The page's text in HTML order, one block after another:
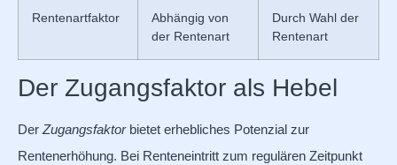
Rentenartfaktor
Abhängig von
der Rentenart
Durch Wahl der
Rentenart
Der Zugangsfaktor als Hebel
DerZugangsfaktorbietet erhebliches Potenzial zur
Rentenerhöhung. Bei Renteneintritt zum regulären Zeitpunkt